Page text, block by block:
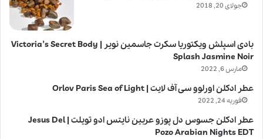
جولای 20, 2018
بادی اسپلش ویکتوریا سکرت جاسمین نویر | Victoria’s Secret Body
Splash Jasmine Noir
مارس 6, 2022
عطر ادکلن اورلوو سی آف لایت | Orlov Paris Sea of Light
فوریه 24, 2022
عطر ادکلن جسوس دل پوزو عربین نایتس ادو تویلت | Jesus Del
Pozo Arabian Nights EDT